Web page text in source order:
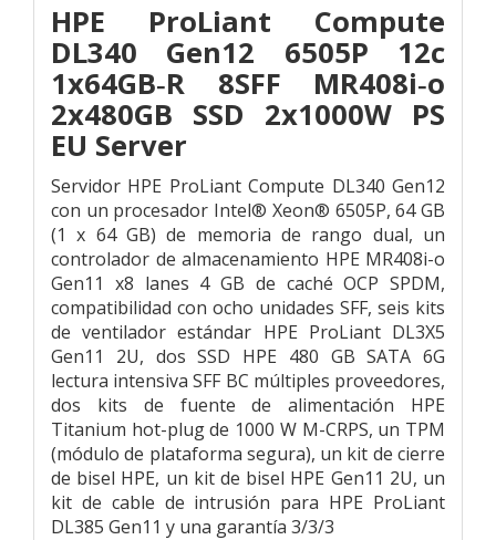
HPE ProLiant Compute
DL340 Gen12 6505P 12c
1x64GB‑R 8SFF MR408i‑o
2x480GB SSD 2x1000W PS
EU Server
Servidor HPE ProLiant Compute DL340 Gen12
con un procesador Intel® Xeon® 6505P, 64 GB
(1 x 64 GB) de memoria de rango dual, un
controlador de almacenamiento HPE MR408i-o
Gen11 x8 lanes 4 GB de caché OCP SPDM,
compatibilidad con ocho unidades SFF, seis kits
de ventilador estándar HPE ProLiant DL3X5
Gen11 2U, dos SSD HPE 480 GB SATA 6G
lectura intensiva SFF BC múltiples proveedores,
dos kits de fuente de alimentación HPE
Titanium hot-plug de 1000 W M-CRPS, un TPM
(módulo de plataforma segura), un kit de cierre
de bisel HPE, un kit de bisel HPE Gen11 2U, un
kit de cable de intrusión para HPE ProLiant
DL385 Gen11 y una garantía 3/3/3